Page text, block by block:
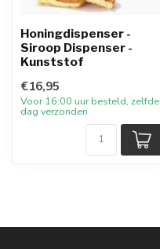
Honingdispenser -
Siroop Dispenser -
Kunststof
€16,95
Voor 16:00 uur besteld, zelfde
dag verzonden